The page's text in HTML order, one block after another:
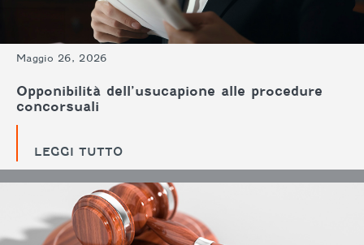
Maggio 26, 2026
Opponibilità dell’usucapione alle procedure
concorsuali
LEGGI TUTTO